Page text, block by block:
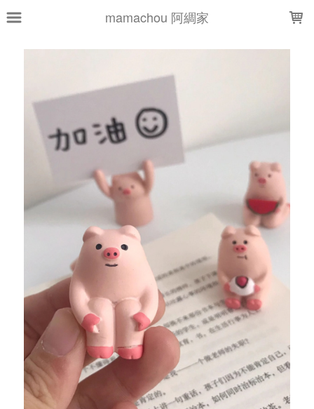
mamachou 阿綢家